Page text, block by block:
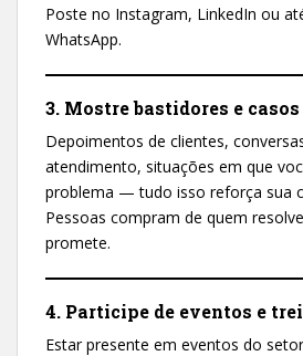
Poste no Instagram, LinkedIn ou
WhatsApp.
3. Mostre bastidores e
Depoimentos de clientes,
atendimento, situações em que
problema — tudo isso reforça sua
Pessoas compram de quem
promete.
4. Participe de eventos e
Estar presente em eventos do